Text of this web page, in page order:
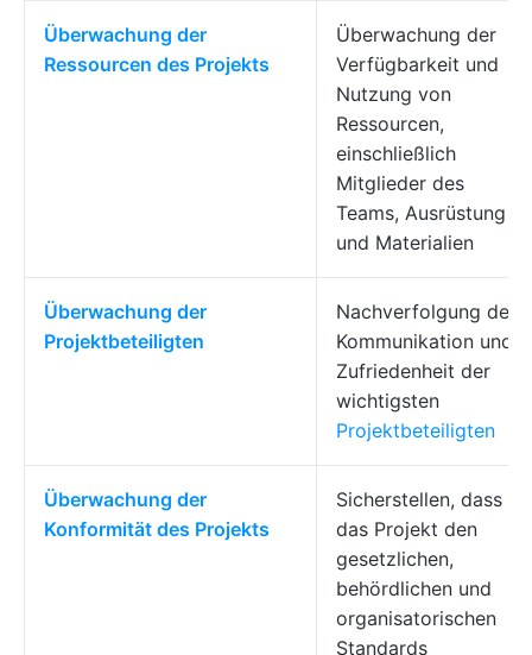
Überwachung der
Ressourcen des Projekts
Überwachung der
Verfügbarkeit und
Nutzung von
Ressourcen,
einschließlich
Mitglieder des
Teams, Ausrüstung
und Materialien
Überwachung der
Projektbeteiligten
Nachverfolgung der
Kommunikation und
Zufriedenheit der
wichtigsten
Projektbeteiligten
Überwachung der
Konformität des Projekts
Sicherstellen, dass
das Projekt den
gesetzlichen,
behördlichen und
organisatorischen
Standards